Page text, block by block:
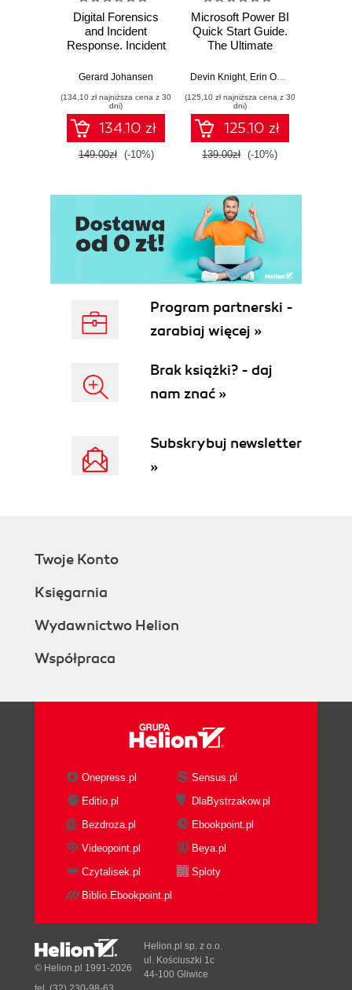
Digital Forensics
and Incident
Response. Incident
and techniques for
threat response -
Fourth Edition
Gerard Johansen
(134,10 zł najniższa cena z 30
dni)
134.10 zł
149.00zł (-10%)
Microsoft Power BI
Quick Start Guide.
The Ultimate
to Power BI, Data
Tools, and
Microsoft Fabric -
Fourth Edition
Devin Knight, Erin Ostrowsky
(125,10 zł najniższa cena z 30
dni)
125.10 zł
139.00zł (-10%)
Program partnerski -
zarabiaj więcej »
Brak książki? - daj
nam znać »
Subskrybuj newsletter
»
Twoje Konto
Księgarnia
Wydawnictwo Helion
Współpraca
Onepress.pl
Sensus.pl
Editio.pl
DlaBystrzakow.pl
Bezdroza.pl
Ebookpoint.pl
Videopoint.pl
Beya.pl
Czytalisek.pl
Sploty
Biblio.Ebookpoint.pl
© Helion.pl 1991-2026
Helion.pl sp. z o.o.
ul. Kościuszki 1c
44-100 Gliwice